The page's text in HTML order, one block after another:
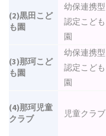
(2)黒田こど
も園
幼保連携型
認定こども
園
(3)那珂こど
も園
幼保連携型
認定こども
園
(4)那珂児童
クラブ
児童クラブ